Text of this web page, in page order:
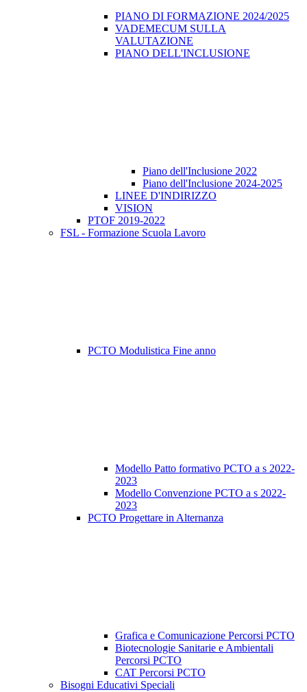
PIANO DI FORMAZIONE 2024/2025
VADEMECUM SULLA
VALUTAZIONE
PIANO DELL'INCLUSIONE
Piano dell'Inclusione 2022
Piano dell'Inclusione 2024-2025
LINEE D'INDIRIZZO
VISION
PTOF 2019-2022
FSL - Formazione Scuola Lavoro
PCTO Modulistica Fine anno
Modello Patto formativo PCTO a s 2022-
2023
Modello Convenzione PCTO a s 2022-
2023
PCTO Progettare in Alternanza
Grafica e Comunicazione Percorsi PCTO
Biotecnologie Sanitarie e Ambientali
Percorsi PCTO
CAT Percorsi PCTO
Bisogni Educativi Speciali